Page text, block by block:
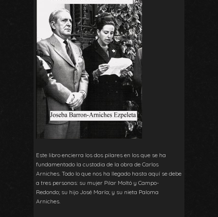
Este libro encierra los dos pilares en los que se ha
fundamentado la custodia de la obra de Carlos
Arniches. Todo lo que nos ha llegado hasta aquí se debe
a tres personas: su mujer Pilar Moltó y Campo-
Redondo; su hijo José María; y su nieta Paloma
Arniches.